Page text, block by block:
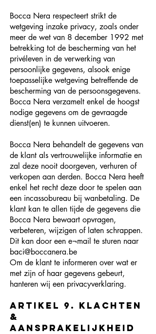
Bocca Nera respecteert strikt de
wetgeving inzake privacy, zoals onder
meer de wet van 8 december 1992 met
betrekking tot de bescherming van het
privéleven in de verwerking van
persoonlijke gegevens, alsook enige
toepasselijke wetgeving betreffende de
bescherming van de persoonsgegevens.
Bocca Nera verzamelt enkel de hoogst
nodige gegevens om de gevraagde
dienst(en) te kunnen uitvoeren.
Bocca Nera behandelt de gegevens van
de klant als vertrouwelijke informatie en
zal deze nooit doorgeven, verhuren of
verkopen aan derden. Bocca Nera heeft
enkel het recht deze door te spelen aan
een incassobureau bij wanbetaling. De
klant kan te allen tijde de gegevens die
Bocca Nera bewaart opvragen,
verbeteren, wijzigen of laten schrappen.
Dit kan door een e¬mail te sturen naar
baci@boccanera.be
Om de klant te informeren over wat er
met zijn of haar gegevens gebeurt,
hanteren wij een privacyverklaring.
Artikel 9. Klachten
&
Aansprakelijkheid